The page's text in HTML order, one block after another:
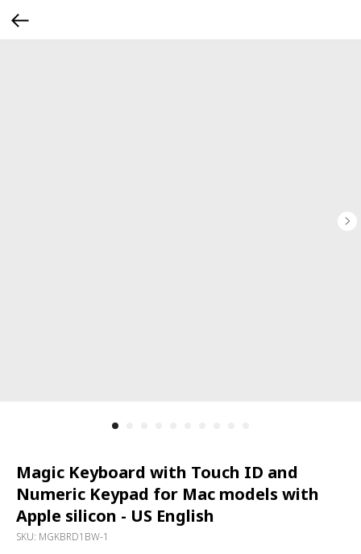
Magic Keyboard with Touch ID and
Numeric Keypad for Mac models with
Apple silicon - US English
SKU: MGKBRD1BW-1